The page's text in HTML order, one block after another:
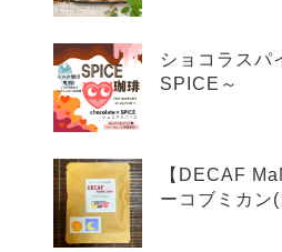
ショコラスパ
SPICE～
【DECAF
ーコブミカン